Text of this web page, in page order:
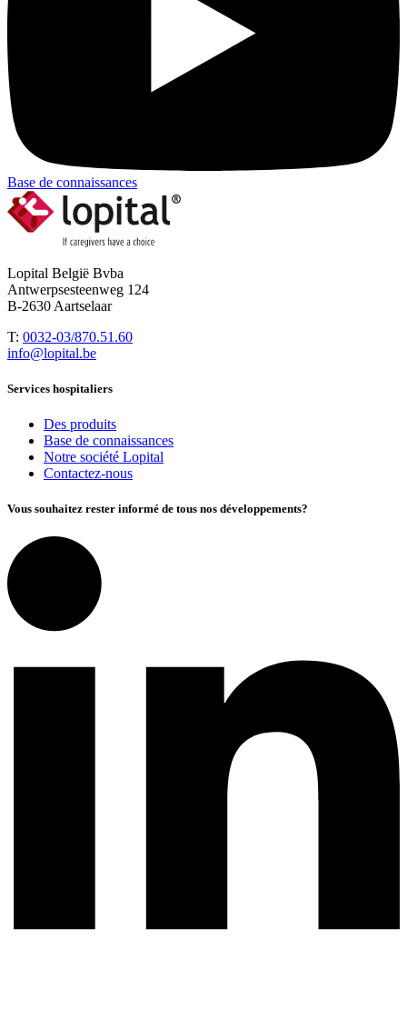
Base de connaissances
Lopital België Bvba
Antwerpsesteenweg 124
B-2630 Aartselaar
T: 0032-03/870.51.60
info@lopital.be
Services hospitaliers
Des produits
Base de connaissances
Notre société Lopital
Contactez-nous
Vous souhaitez rester informé de tous nos développements?